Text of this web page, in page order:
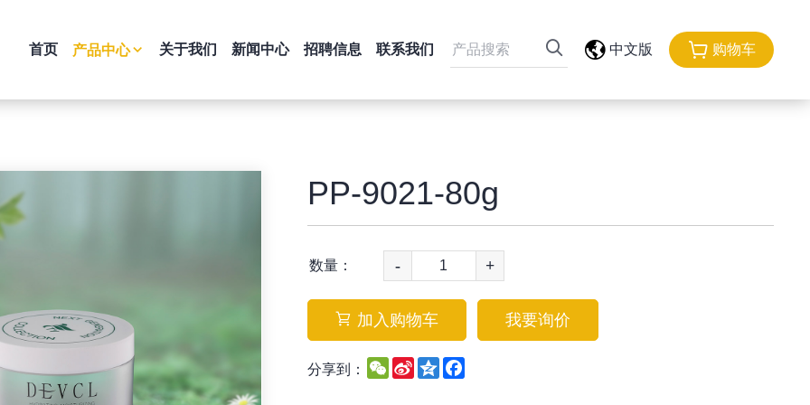
首页 产品中心 关于我们 新闻中心 招聘信息 联系我们 中文版 购物车
PP-9021-80g
数量： - +
加入购物车 我要询价
分享到： WeChat
Sina
Weibo
QzoneFacebook